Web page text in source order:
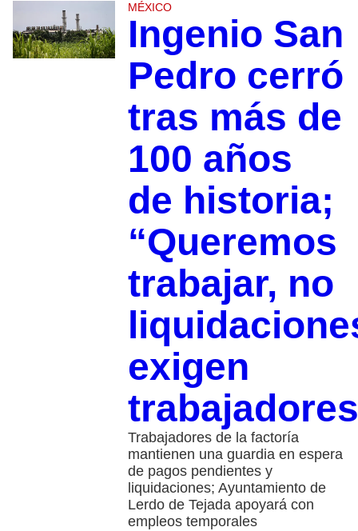
MÉXICO
Ingenio San
Pedro cerró
tras más de
100 años
de historia;
“Queremos
trabajar, no
exigen
trabajadores
Trabajadores de la factoría
mantienen una guardia en espera
de pagos pendientes y
liquidaciones; Ayuntamiento de
Lerdo de Tejada apoyará con
empleos temporales